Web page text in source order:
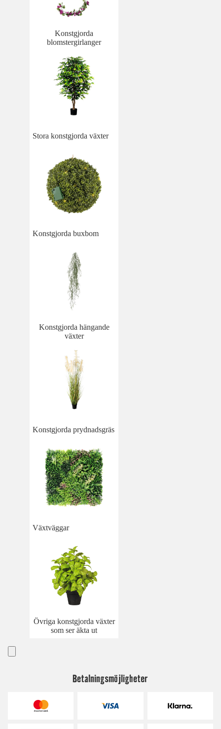
Konstgjorda
blomstergirlanger
Stora konstgjorda växter
Konstgjorda buxbom
Konstgjorda hängande
växter
Konstgjorda prydnadsgräs
Växtväggar
Övriga konstgjorda växter
som ser äkta ut
Betalningsmöjligheter